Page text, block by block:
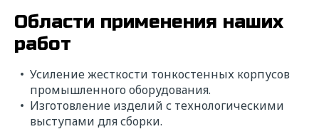
Области применения наших
работ
Усиление жесткости тонкостенных корпусов
промышленного оборудования.
Изготовление изделий с технологическими
выступами для сборки.